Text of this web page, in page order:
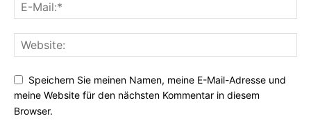
Speichern Sie meinen Namen, meine E-Mail-Adresse und
meine Website für den nächsten Kommentar in diesem
Browser.